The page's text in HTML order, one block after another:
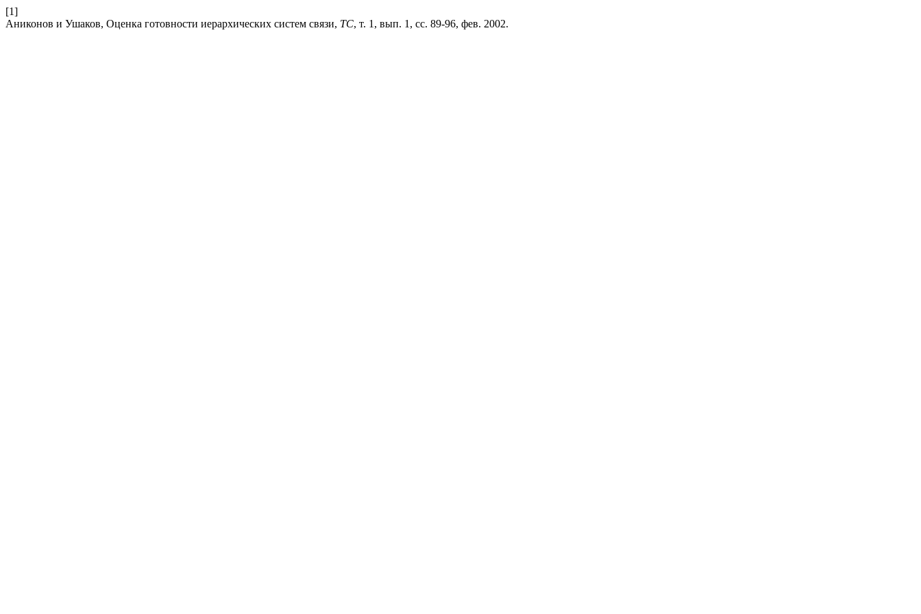
[1]
Аниконов и Ушаков, Оценка готовности иерархических систем связи, ТС, т. 1, вып. 1, сс. 89-96, фев. 2002.